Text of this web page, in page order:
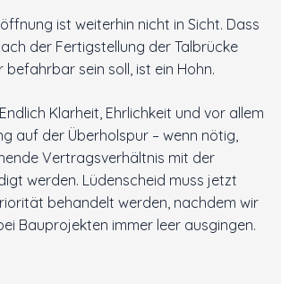
ist weiterhin nicht in Sicht. Dass
der Fertigstellung der Talbrücke
befahrbar sein soll, ist ein Hohn.
Klarheit, Ehrlichkeit und vor allem
auf der Überholspur – wenn nötig,
Vertragsverhältnis mit der
werden. Lüdenscheid muss jetzt
behandelt werden, nachdem wir
Bauprojekten immer leer ausgingen.